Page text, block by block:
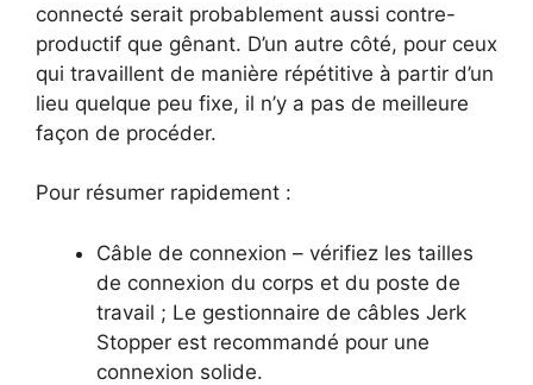
connecté serait probablement aussi contre-
productif que gênant. D’un autre côté, pour ceux
qui travaillent de manière répétitive à partir d’un
lieu quelque peu fixe, il n’y a pas de meilleure
façon de procéder.
Pour résumer rapidement :
Câble de connexion – vérifiez les tailles
de connexion du corps et du poste de
travail ; Le gestionnaire de câbles Jerk
Stopper est recommandé pour une
connexion solide.